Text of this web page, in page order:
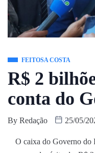
FEITOSA COSTA
R$ 2
conta do
By Redação 25/05/
O caixa do Governo do